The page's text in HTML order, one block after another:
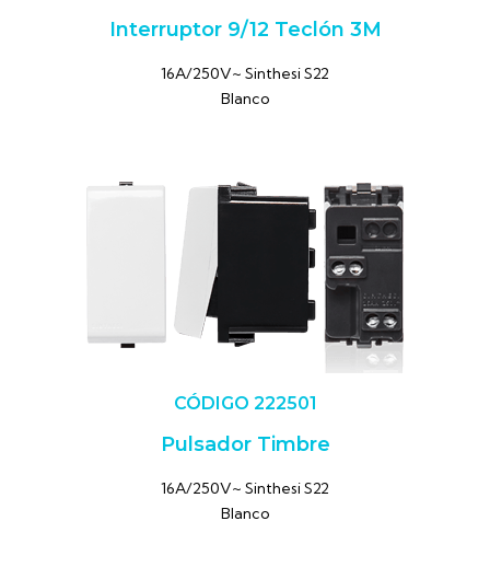
Interruptor 9/12 Teclón 3M
16A/250V~ Sinthesi S22
Blanco
CÓDIGO 222501
Pulsador Timbre
16A/250V~ Sinthesi S22
Blanco